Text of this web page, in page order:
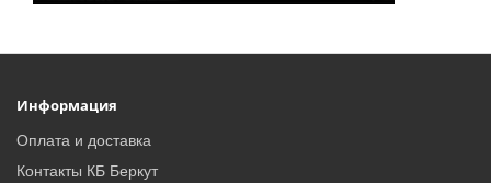
Информация
Оплата и доставка
Контакты КБ Беркут